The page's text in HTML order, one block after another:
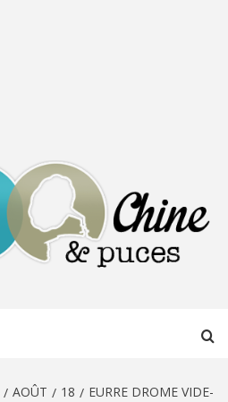
AOÛT 18
EURRE DROME VIDE-